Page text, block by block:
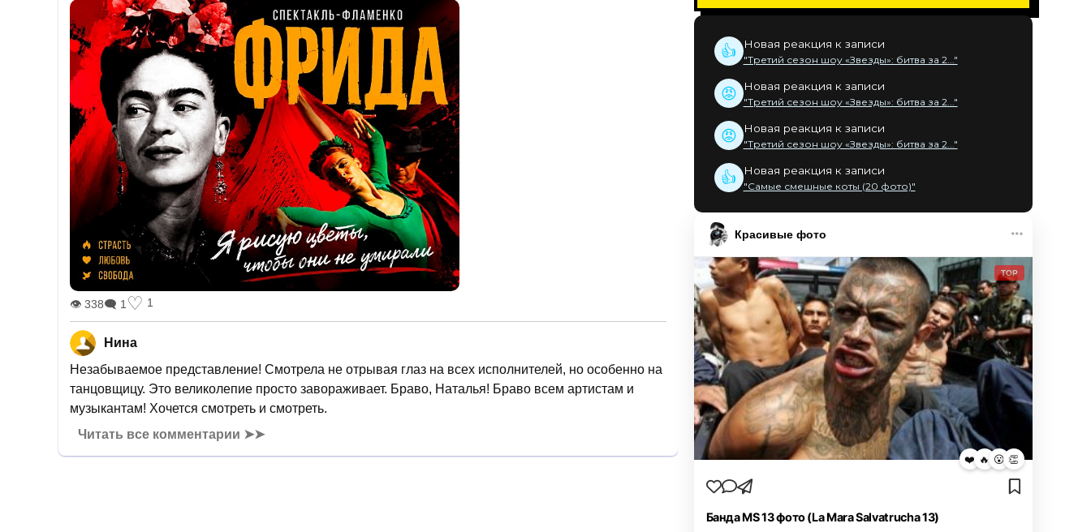
👁 338🗨 1 ♡ 1
Нина
Незабываемое представление! Смотрела не отрывая глаз на всех исполнителей, но особенно на
танцовщицу. Это великолепие просто завораживает. Браво, Наталья! Браво всем артистам и
музыкантам! Хочется смотреть и смотреть.
Читать все комментарии ➤➤
👍 Новая реакция к записи
"Третий сезон шоу «Звезды»: битва за 2..."
😡 Новая реакция к записи
"Третий сезон шоу «Звезды»: битва за 2..."
😡 Новая реакция к записи
"Третий сезон шоу «Звезды»: битва за 2..."
👍 Новая реакция к записи
"Самые смешные коты (20 фото)"
Красивые фото
TOP
❤️ 🔥 😮 👏
Банда MS 13 фото (La Mara Salvatrucha 13)